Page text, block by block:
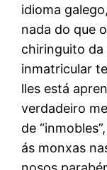
idioma
nada do que
chiringuito da
inmatricular
lles está
verdadeiro
de
ás monxas